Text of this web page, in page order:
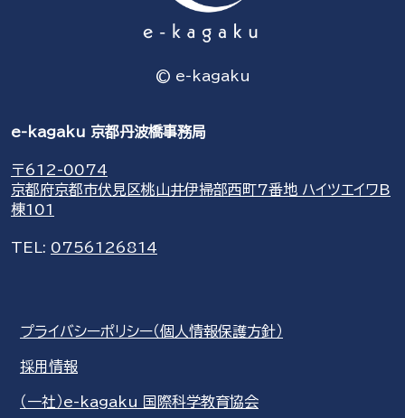
© e-kagaku
e-kagaku 京都丹波橋事務局
〒612-0074
京都府京都市伏見区桃山井伊掃部西町7番地 ハイツエイワB
棟101
TEL: 0756126814
プライバシーポリシー（個人情報保護方針）
採用情報
（一社）e-kagaku 国際科学教育協会